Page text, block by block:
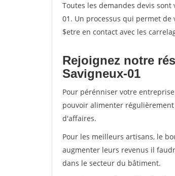
Toutes les demandes devis
01. Un processus qui permet
$etre en contact avec les
Rejoignez notre
Savigneux-01
Pour pérénniser votre
pouvoir alimenter
d'affaires.
Pour les meilleurs artisans, le
augmenter leurs revenus il
dans le secteur du bâtiment.